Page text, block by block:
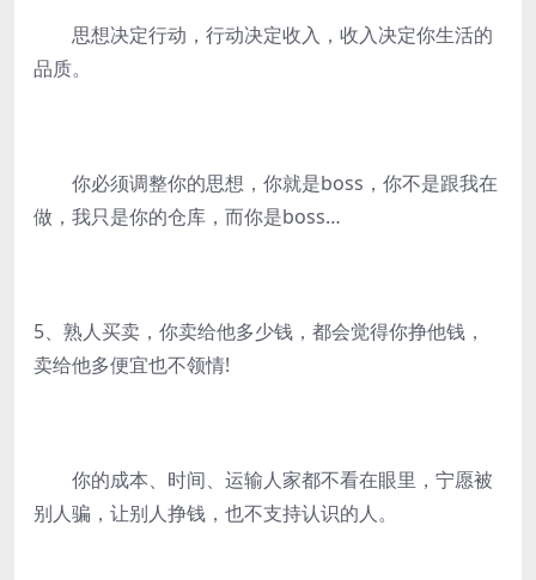
思想决定行动，行动决定收入，收入决定你生活的
品质。
你必须调整你的思想，你就是boss，你不是跟我在
做，我只是你的仓库，而你是boss…
5、熟人买卖，你卖给他多少钱，都会觉得你挣他钱，
卖给他多便宜也不领情!
你的成本、时间、运输人家都不看在眼里，宁愿被
别人骗，让别人挣钱，也不支持认识的人。